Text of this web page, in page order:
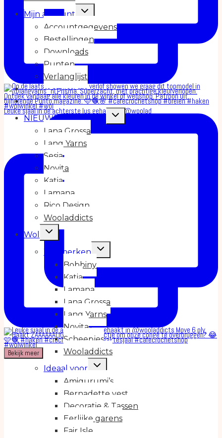
Leuke sjaal in de achterste lus gehaakt in @woolad
Bekijk meer
Mijn account
Toggle
submenu
Accountgegevens
Bestellingen
Downloads
Punten
Verlanglijst
NIEUWE COLLECTIE
Toggle
Lana Grossa
Lang Yarns
Sesia
Novita
Katia
Lamana
Rico Design
Wooladdicts
Wol
Toggle
Wolmerken
Toggle
Bobbiny
Katia
Lamana
Lana Grossa
Lang Yarns
Novita
Scheepjes
Wooladdicts
Ideaal voor
Toggle
submenu
Amigurumi’s
Bernadette vest
Decoratie & Tassen
Eerlijke garens
Fair Isle